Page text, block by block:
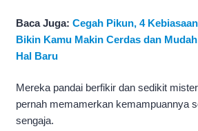
Baca Juga: Cegah Pikun, 4
Bikin Kamu Makin Cerdas dan
Hal Baru
Mereka pandai berfikir dan sedikit
pernah memamerkan kemampuannya
sengaja.